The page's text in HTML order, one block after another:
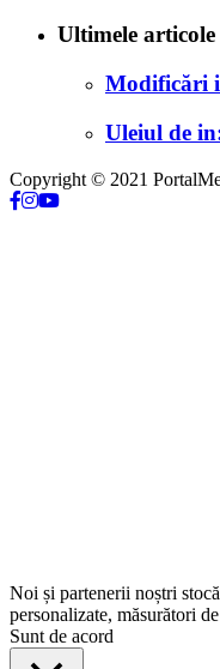
Ultimele articole
Modificări
Uleiul de
Copyright © 2021
Noi și partenerii noștri
personalizate, măsurători
Sunt de acord